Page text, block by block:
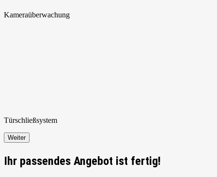
Kameraüberwachung
Türschließsystem
Weiter
Ihr passendes Angebot ist fertig!